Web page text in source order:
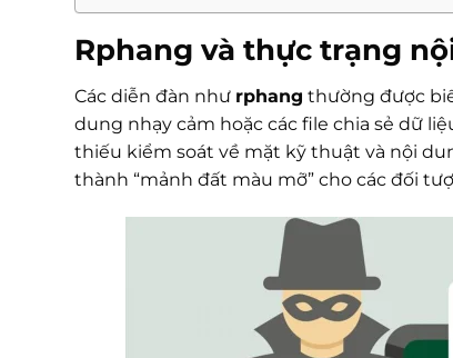
Rphang và thực trạng
Các diễn đàn như rphang thường được
dung nhạy cảm hoặc các file chia sẻ dữ
thiếu kiểm soát về mặt kỹ thuật và nội
thành “mảnh đất màu mỡ” cho các đối